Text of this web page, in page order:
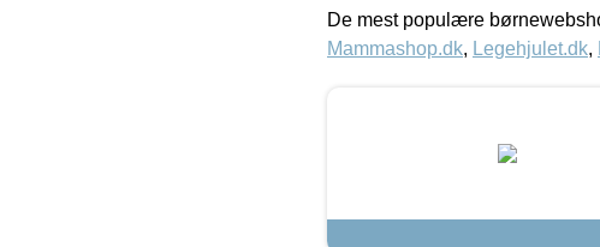
De mest populære
Mammashop.dk, Legehjulet.dk,